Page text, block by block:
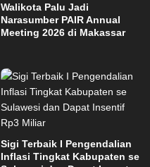
Walikota Palu Jadi
Narasumber PAIR Annual
Meeting 2026 di Makassar
Sigi Terbaik I Pengendalian
Inflasi Tingkat Kabupaten se